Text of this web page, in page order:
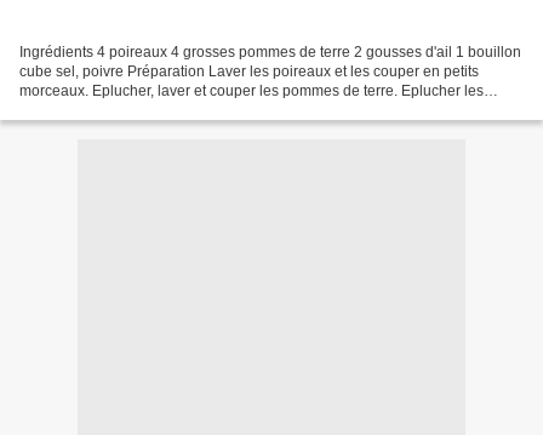
Ingrédients 4 poireaux 4 grosses pommes de terre 2 gousses d'ail 1 bouillon
cube sel, poivre Préparation Laver les poireaux et les couper en petits
morceaux. Eplucher, laver et couper les pommes de terre. Eplucher les